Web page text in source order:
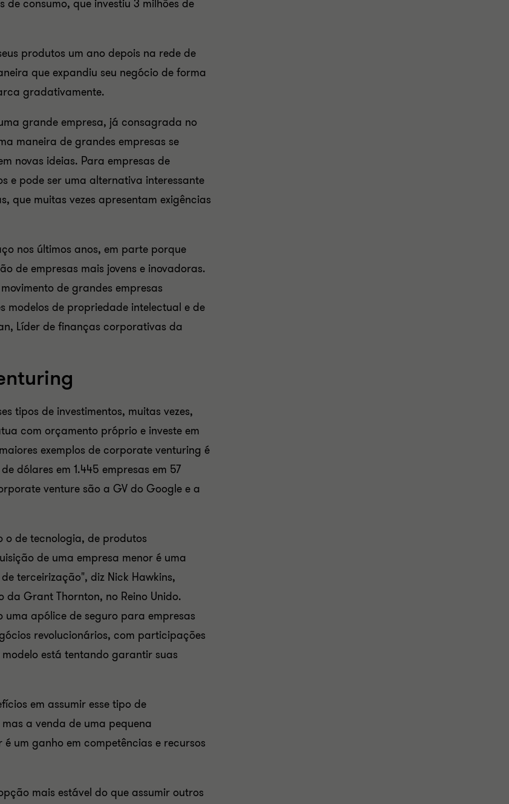
consumo, que investiu 3 milhões de
produtos um ano depois na rede de
que expandiu seu negócio de forma
gradativamente.
grande empresa, já consagrada no
maneira de grandes empresas se
novas ideias. Para empresas de
e pode ser uma alternativa interessante
que muitas vezes apresentam exigências
nos últimos anos, em parte porque
de empresas mais jovens e inovadoras.
de grandes empresas
modelos de propriedade intelectual e de
Líder de finanças corporativas da
tipos de investimentos, muitas vezes,
com orçamento próprio e investe em
exemplos de corporate venturing é
dólares em 1.445 empresas em 57
venture são a GV do Google e a
o de tecnologia, de produtos
de uma empresa menor é uma
terceirização", diz Nick Hawkins,
Grant Thornton, no Reino Unido.
apólice de seguro para empresas
revolucionários, com participações
modelo está tentando garantir suas
em assumir esse tipo de
a venda de uma pequena
um ganho em competências e recursos
mais estável do que assumir outros